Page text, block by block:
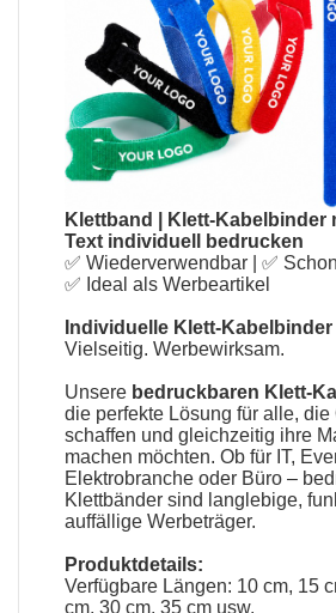
Klettband
Klett-Kabelbinder
Text individuell bedrucken
✅ Wiederverwendbar | ✅
✅ Ideal als Werbeartikel
Individuelle Klett-Kabelbinder
Vielseitig. Werbewirksam.
Unsere bedruckbaren Klett-
die perfekte Lösung für alle, die
schaffen und gleichzeitig ihre
machen möchten. Ob für IT,
Elektrobranche oder Büro –
Klettbänder sind langlebige,
auffällige Werbeträger.
Produktdetails:
Verfügbare Längen: 10 cm, 15
cm, 30 cm, 35 cm usw.